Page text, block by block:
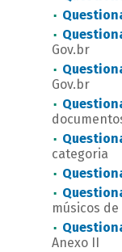
Gov.br
Gov.br
categoria
músicos
Anexo II